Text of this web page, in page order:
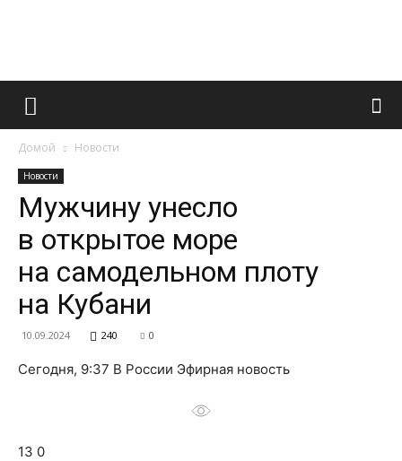
Французский
и
о
Домой Новости
Новости
Мужчину унесло
в открытое море
на самодельном плоту
на Кубани
10.09.2024 240 0
Сегодня, 9:37 В России Эфирная новость
13 0